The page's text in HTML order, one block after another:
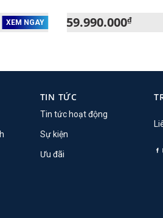
XEM NGAY 59.990.000₫
TIN TỨC
Tin tức hoạt động
Sự kiện
Ưu đãi